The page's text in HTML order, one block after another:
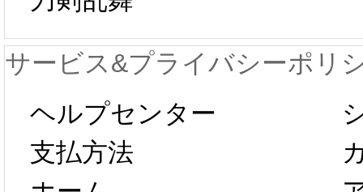
が一時停止いた
します。 2月5日
以後のご注文
プレ
新春
サービス&プライバシーポリ
ヘルプセンター
支払方法